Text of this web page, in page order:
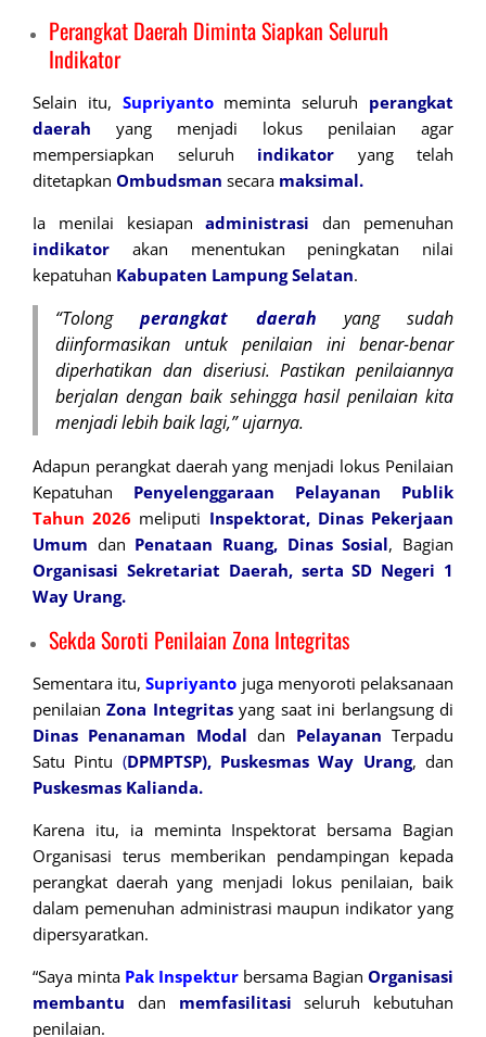
Perangkat Daerah Diminta Siapkan Seluruh
Indikator
Selain itu, Supriyantomeminta seluruh perangkat
daerah
yang menjadi lokus penilaian agar
mempersiapkan seluruh indikator yang telah
ditetapkan Ombudsman secara maksimal.
Ia menilai kesiapanadministrasi dan pemenuhan
indikator akan menentukan peningkatan nilai
kepatuhan Kabupaten Lampung Selatan.
“Tolongperangkat daerah yang sudah
diinformasikan untuk penilaian ini benar-benar
diperhatikan dan diseriusi. Pastikan penilaiannya
berjalan dengan baik sehingga hasil penilaian kita
menjadi lebih baik lagi,” ujarnya.
Adapun perangkat daerah yang menjadi lokus Penilaian
Kepatuhan Penyelenggaraan Pelayanan Publik
Tahun 2026 meliputi Inspektorat, Dinas Pekerjaan
Umum dan Penataan Ruang, Dinas Sosial, Bagian
Organisasi Sekretariat Daerah, serta SD Negeri 1
Way Urang.
Sekda Soroti Penilaian Zona Integritas
Sementara itu,Supriyanto juga menyoroti pelaksanaan
penilaianZona Integritasyang saat ini berlangsung di
Dinas Penanaman Modal dan Pelayanan Terpadu
Satu Pintu (DPMPTSP),Puskesmas Way Urang, dan
Puskesmas Kalianda.
Karena itu, ia meminta Inspektorat bersama Bagian
Organisasi terus memberikan pendampingan kepada
perangkat daerah yang menjadi lokus penilaian, baik
dalam pemenuhan administrasi maupun indikator yang
dipersyaratkan.
“Saya minta Pak Inspektur bersama Bagian Organisasi
membantu dan memfasilitasi seluruh kebutuhan
penilaian.